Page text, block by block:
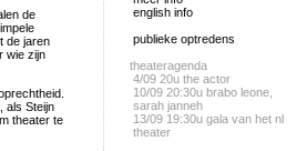
de
de jaren
wie zijn
als Steijn
theater te
english info
publieke optredens
theateragenda
4/09 20u the actor
10/09 20:30u brabo leone,
sarah janneh
13/09 19:30u gala van het nl
theater